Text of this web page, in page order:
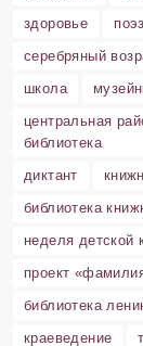
здоровье
серебряный
школа
центральная
библиотека
диктант
библиотека
неделя детской
проект
библиотека
краеведение